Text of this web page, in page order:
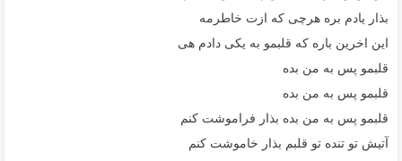
ﺑﺬار ﻳﺎدم ﺑﺮه ﻫﺮﭼﻰ ﻛﻪ ازت ﺧﺎﻃﺮﻣﻪ
اﻳﻦ اﺧﺮﻳﻦ ﺑﺎره ﻛﻪ ﻗﻠﺒﻤﻮ ﺑﻪ ﻳﻜﻰ دادم ﻫﻰ
ﻗﻠﺒﻤﻮ ﭘﺲ ﺑﻪ ﻣﻦ ﺑﺪه
ﻗﻠﺒﻤﻮ ﭘﺲ ﺑﻪ ﻣﻦ ﺑﺪه
ﻗﻠﺒﻤﻮ ﭘﺲ ﺑﻪ ﻣﻦ ﺑﺪه ﺑﺬار ﻓﺮاﻣﻮﺷﺖ ﻛﻨﻢ
آﺗﻴﺶ ﺗﻮ ﺗﻨﺪه ﺗﻮ ﻗﻠﺒﻢ ﺑﺬار ﺧﺎﻣﻮﺷﺖ ﻛﻨﻢ